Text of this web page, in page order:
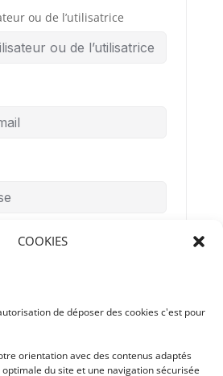
COOKIES
de déposer des cookies c'est pour
orientation avec des contenus adaptés
du site et une navigation sécurisée
ou de l’utilisatrice
mot de passe
Conditions
d’Utilisation